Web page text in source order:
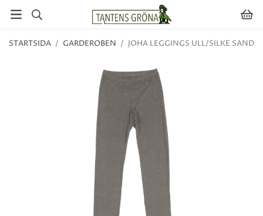
STARTSIDA / GARDEROBEN / JOHA LEGGINGS ULL/SILKE SAND